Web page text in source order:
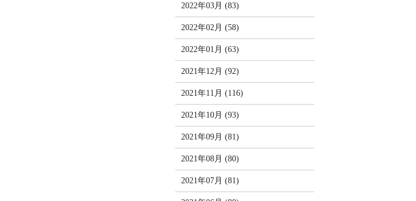
2022年03月 (83)
2022年02月 (58)
2022年01月 (63)
2021年12月 (92)
2021年11月 (116)
2021年10月 (93)
2021年09月 (81)
2021年08月 (80)
2021年07月 (81)